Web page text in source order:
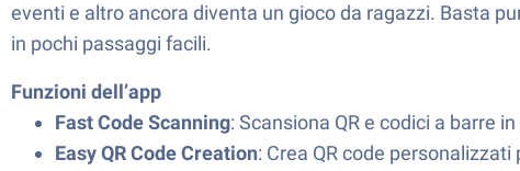
eventi e altro ancora diventa un gioco da ragazzi. Basta
in pochi passaggi facili.
Funzioni dell’app
Fast Code Scanning: Scansiona QR e codici a barre
Easy QR Code Creation: Crea QR code